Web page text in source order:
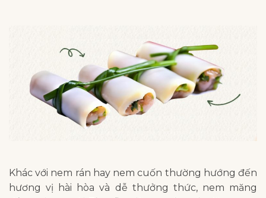
Khác với nem rán hay nem cuốn thường hướng đến
hương vị hài hòa và dễ thưởng thức, nem măng